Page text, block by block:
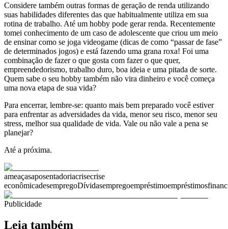
Considere também outras formas de geração de renda utilizando
suas habilidades diferentes das que habitualmente utiliza em sua
rotina de trabalho. Até um hobby pode gerar renda. Recentemente
tomei conhecimento de um caso de adolescente que criou um meio
de ensinar como se joga videogame (dicas de como “passar de fase”
de determinados jogos) e está fazendo uma grana roxa! Foi uma
combinação de fazer o que gosta com fazer o que quer,
empreendedorismo, trabalho duro, boa ideia e uma pitada de sorte.
Quem sabe o seu hobby também não vira dinheiro e você começa
uma nova etapa de sua vida?
Para encerrar, lembre-se: quanto mais bem preparado você estiver
para enfrentar as adversidades da vida, menor seu risco, menor seu
stress, melhor sua qualidade de vida. Vale ou não vale a pena se
planejar?
Até a próxima.
ameaçasaposentadoriacrisecrise
econômicadesempregoDívidasempregoempréstimoempréstimos
Publicidade
Leia também